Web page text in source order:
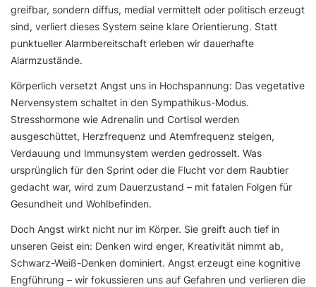
greifbar, sondern diffus, medial vermittelt oder politisch erzeugt
sind, verliert dieses System seine klare Orientierung. Statt
punktueller Alarmbereitschaft erleben wir dauerhafte
Alarmzustände.
Körperlich versetzt Angst uns in Hochspannung: Das vegetative
Nervensystem schaltet in den Sympathikus-Modus.
Stresshormone wie Adrenalin und Cortisol werden
ausgeschüttet, Herzfrequenz und Atemfrequenz steigen,
Verdauung und Immunsystem werden gedrosselt. Was
ursprünglich für den Sprint oder die Flucht vor dem Raubtier
gedacht war, wird zum Dauerzustand – mit fatalen Folgen für
Gesundheit und Wohlbefinden.
Doch Angst wirkt nicht nur im Körper. Sie greift auch tief in
unseren Geist ein: Denken wird enger, Kreativität nimmt ab,
Schwarz-Weiß-Denken dominiert. Angst erzeugt eine kognitive
Engführung – wir fokussieren uns auf Gefahren und verlieren die